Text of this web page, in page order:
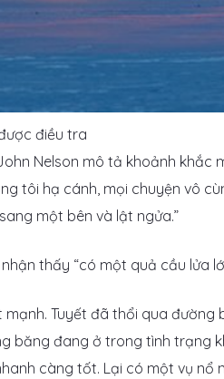
điều tra
Nelson mô tả khoảnh
tôi hạ cánh, mọi chuyện vô
một bên và lật ngửa.”
thấy “có một quả cầu lửa
Tuyết đã thổi qua đường
băng đang ở trong tình trạng
càng tốt. Lại có một vụ nổ